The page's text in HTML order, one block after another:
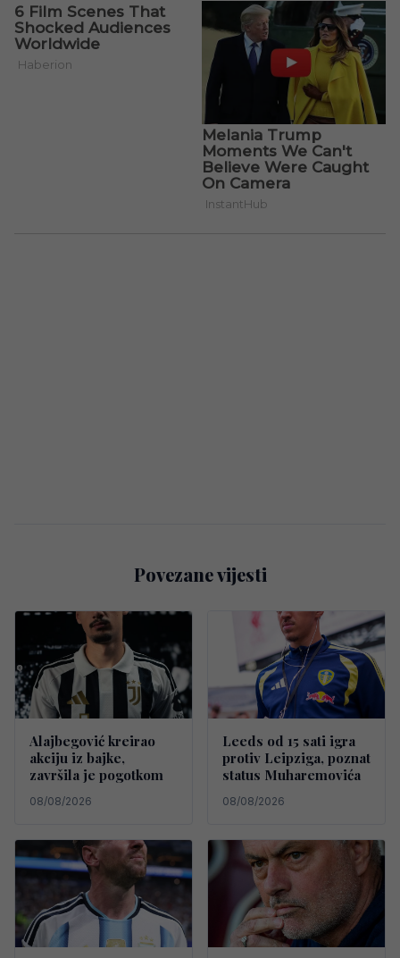
Povezane vijesti
Alajbegović kreirao
akciju iz bajke,
završila je pogotkom
08/08/2026
Leeds od 15 sati igra
protiv Leipziga, poznat
status Muharemovića
08/08/2026